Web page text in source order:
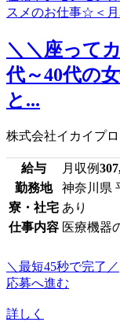
＼＼座って
代～40代の
と...
株式会社イカイプロ
給与 月収例
勤務地
神奈川県
寮・社宅 あり
仕事内容 医療機器
＼最短45秒で完了／
応募へ進む
詳しく